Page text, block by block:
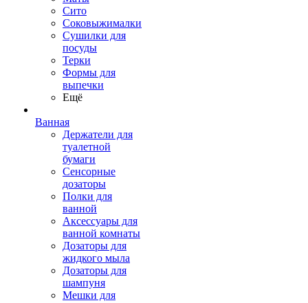
Сито
Соковыжималки
Сушилки для
посуды
Терки
Формы для
выпечки
Ещё
Ванная
Держатели для
туалетной
бумаги
Сенсорные
дозаторы
Полки для
ванной
Аксессуары для
ванной комнаты
Дозаторы для
жидкого мыла
Дозаторы для
шампуня
Мешки для